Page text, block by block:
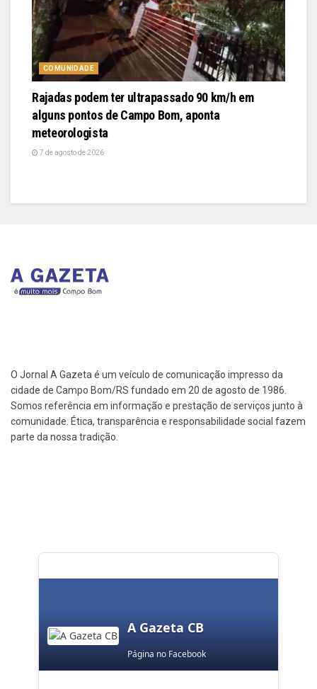
COMUNIDADE
Rajadas podem ter ultrapassado 90 km/h em
alguns pontos de Campo Bom, aponta
meteorologista
7 de agosto de 2026
O Jornal A Gazeta é um veículo de comunicação impresso da
cidade de Campo Bom/RS fundado em 20 de agosto de 1986.
Somos referência em informação e prestação de serviços junto à
comunidade. Ética, transparência e responsabilidade social fazem
parte da nossa tradição.
A Gazeta CB
Página no Facebook